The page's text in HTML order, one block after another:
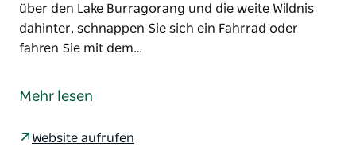
über den Lake Burragorang und die weite Wildnis
dahinter, schnappen Sie sich ein Fahrrad oder
fahren Sie mit dem…
National Pass gesperrt. Bitte meiden Sie diesen
(02) 47878877 oder besuchen Sie die
Mehr lesen
Website aufrufen